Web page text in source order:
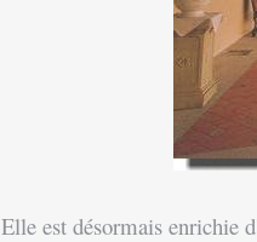
Elle est désormais enrichie